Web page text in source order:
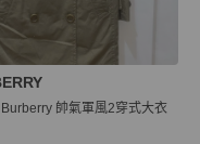
帥氣軍風2穿式大衣